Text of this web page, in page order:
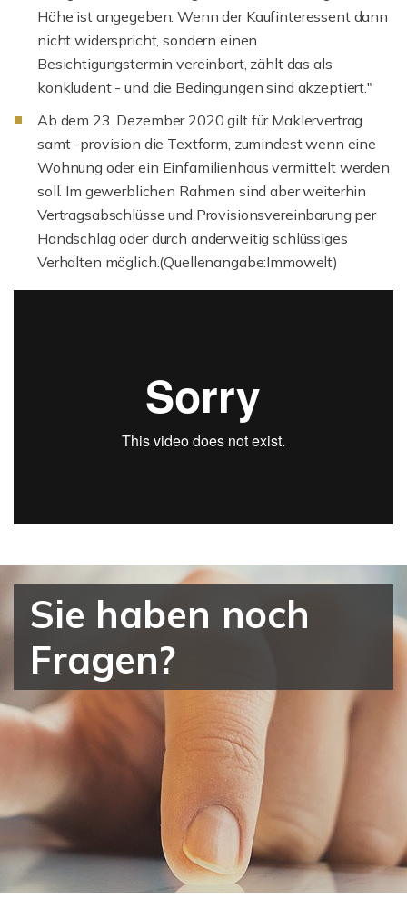
Höhe ist angegeben: Wenn der Kaufinteressent dann
nicht widerspricht, sondern einen
Besichtigungstermin vereinbart, zählt das als
konkludent - und die Bedingungen sind akzeptiert."
Ab dem 23. Dezember 2020 gilt für Maklervertrag
samt -provision die Textform, zumindest wenn eine
Wohnung oder ein Einfamilienhaus vermittelt werden
soll. Im gewerblichen Rahmen sind aber weiterhin
Vertragsabschlüsse und Provisionsvereinbarung per
Handschlag oder durch anderweitig schlüssiges
Verhalten möglich.(Quellenangabe:Immowelt)
Sie haben noch
Fragen?